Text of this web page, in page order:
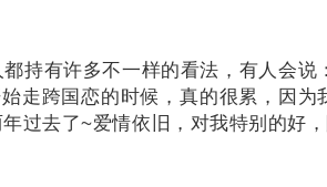
持有许多不一样的看法，有人会说：
走跨国恋的时候，真的很累，因
过去了~爱情依旧，对我特别的好